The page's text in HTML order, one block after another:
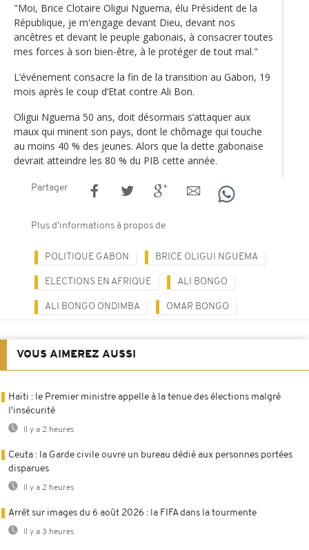
"Moi, Brice Clotaire Oligui Nguema, élu Président de la
République, je m'engage devant Dieu, devant nos
ancêtres et devant le peuple gabonais, à consacrer toutes
mes forces à son bien-être, à le protéger de tout mal."
L’événement consacre la fin de la transition au Gabon, 19
mois après le coup d’Etat contre Ali Bon.
Oligui Nguema 50 ans, doit désormais s’attaquer aux
maux qui minent son pays, dont le chômage qui touche
au moins 40 % des jeunes. Alors que la dette gabonaise
devrait atteindre les 80 % du PIB cette année.
Partager
Plus d'informations à propos de
POLITIQUE GABON BRICE OLIGUI NGUEMA
ELECTIONS EN AFRIQUE ALI BONGO
ALI BONGO ONDIMBA OMAR BONGO
VOUS AIMEREZ AUSSI
Haïti : le Premier ministre appelle à la tenue des élections malgré
l'insécurité
Il y a 2 heures
Ceuta : la Garde civile ouvre un bureau dédié aux personnes portées
disparues
Il y a 2 heures
Arrêt sur images du 6 août 2026 : la FIFA dans la tourmente
Il y a 3 heures